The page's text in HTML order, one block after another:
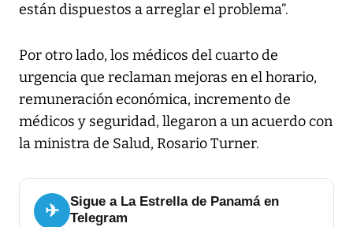
están dispuestos a arreglar el problema”.
Por otro lado, los médicos del cuarto de
urgencia que reclaman mejoras en el horario,
remuneración económica, incremento de
médicos y seguridad, llegaron a un acuerdo con
la ministra de Salud, Rosario Turner.
✈
Sigue a La Estrella de Panamá en
Telegram